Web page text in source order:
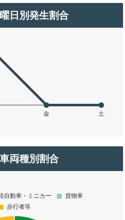
日別発生割合
両種別割合